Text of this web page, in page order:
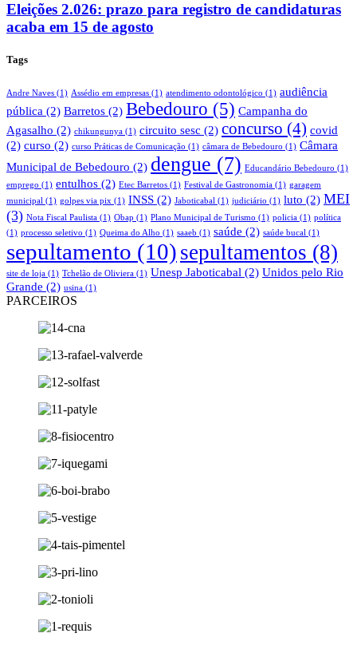
Eleições 2.026: prazo para registro de candidaturas
acaba em 15 de agosto
Tags
Andre Naves (1) Assédio em empresas (1) atendimento odontológico (1) audiência
pública (2) Barretos (2) Bebedouro (5) Campanha do
Agasalho (2) chikungunya (1) circuito sesc (2) concurso (4) covid
(2) curso (2) curso Práticas de Comunicação (1) câmara de Bebedouro (1) Câmara
Municipal de Bebedouro (2) dengue (7) Educandário Bebedouro (1)
emprego (1) entulhos (2) Etec Barretos (1) Festival de Gastronomia (1) garagem
municipal (1) golpes via pix (1) INSS (2) Jaboticabal (1) judiciário (1) luto (2) MEI
(3) Nota Fiscal Paulista (1) Obap (1) Plano Municipal de Turismo (1) policia (1) política
(1) processo seletivo (1) Queima do Alho (1) saaeb (1) saúde (2) saúde bucal (1)
sepultamento (10) sepultamentos (8)
site de loja (1) Tchelão de Oliviera (1) Unesp Jaboticabal (2) Unidos pelo Rio
Grande (2) usina (1)
PARCEIROS